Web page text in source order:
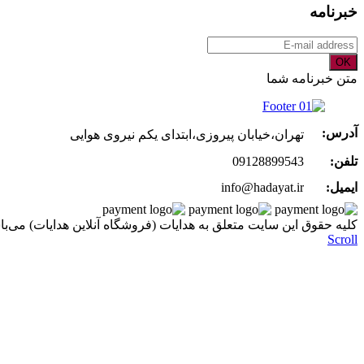
خبرنامه
OK
متن خبرنامه شما
آدرس:
تهران،خیابان پیروزی،ابتدای یکم نیروی هوایی
تلفن:
09128899543
ایمیل:
info@hadayat.ir
کليه حقوق اين سايت متعلق به هدایات (فروشگاه آنلاین هدایات)
Scroll